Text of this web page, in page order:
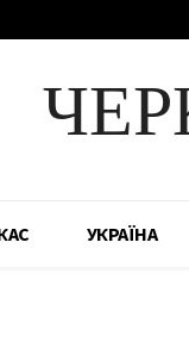
УКРАЇНА